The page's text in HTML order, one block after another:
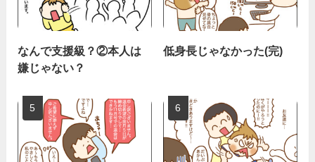
なんで支援級？②本人は
嫌じゃない？
低身長じゃなかった(完)